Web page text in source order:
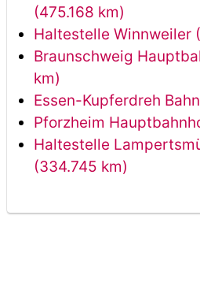
(475.168 km)
Haltestelle Winnweiler
Braunschweig
km)
Essen-Kupferdreh
Pforzheim
Haltestelle
(334.745 km)